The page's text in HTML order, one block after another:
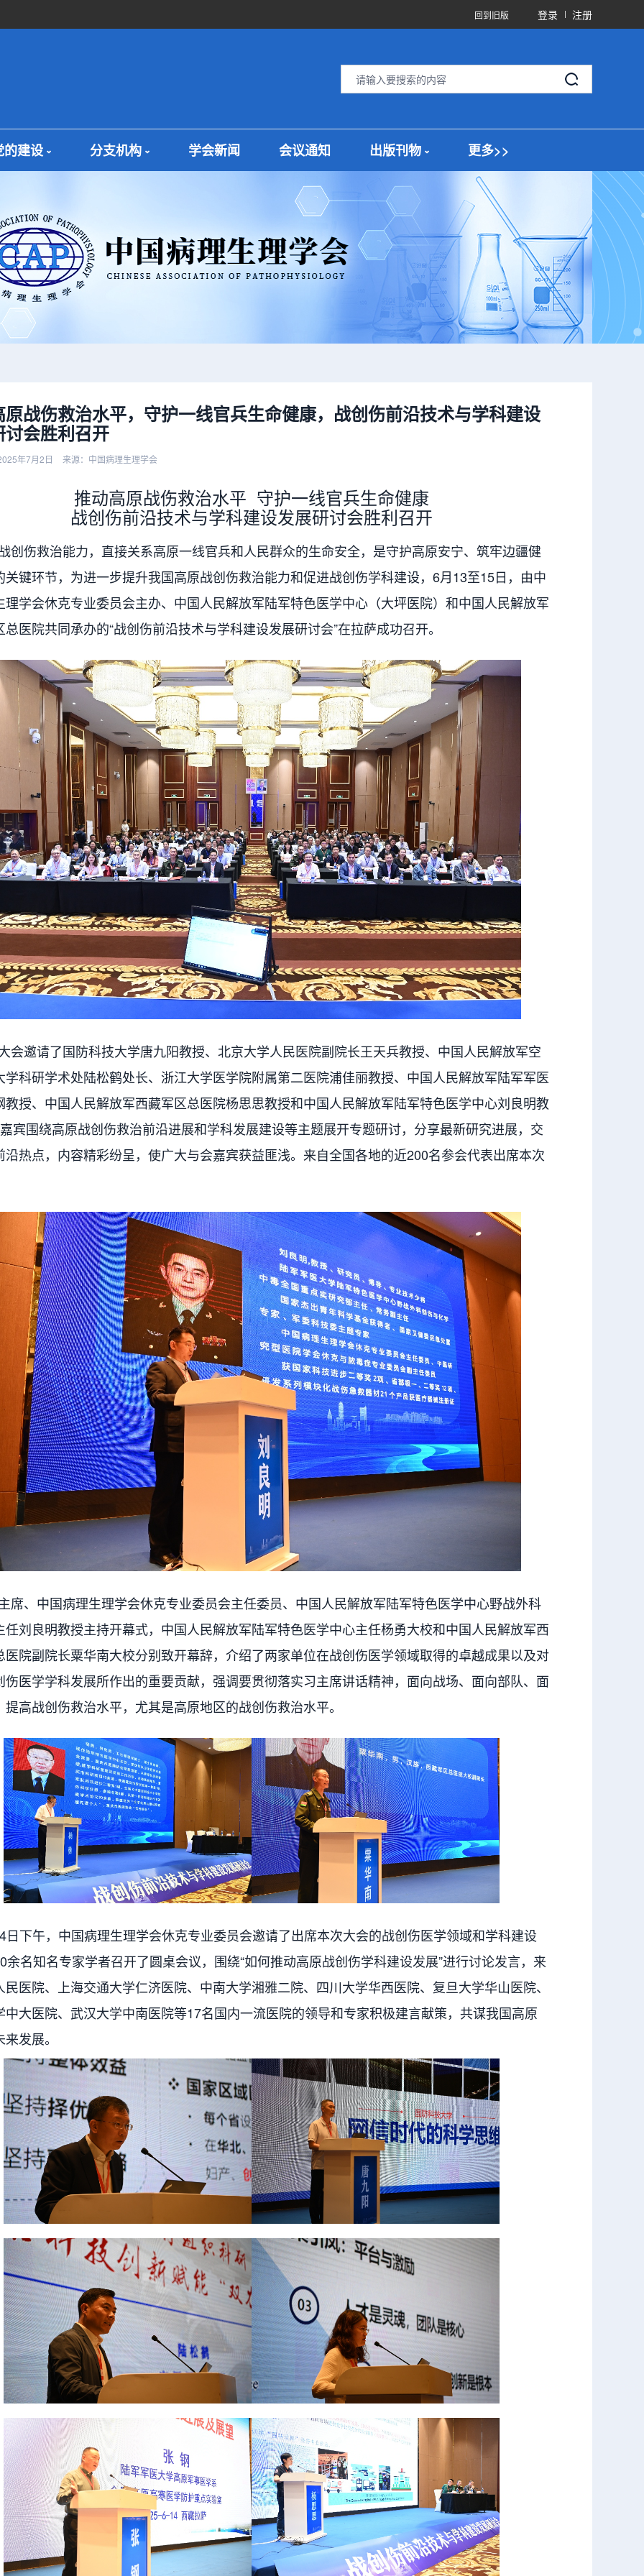
回到旧版 登录 注册
的建设 分支机构 学会新闻 会议通知 出版刊物 更多>>
原战伤救治水平，守护一线官兵生命健康，战创伤前沿技术与学科建设
讨会胜利召开
年7月2日 来源：中国病理生理学会
推动高原战伤救治水平 守护一线官兵生命健康
战创伤前沿技术与学科建设发展研讨会胜利召开
伤救治能力，直接关系高原一线官兵和人民群众的生命安全，是守护高原安宁、筑牢边疆健
关键环节，为进一步提升我国高原战创伤救治能力和促进战创伤学科建设，6月13至15日，由中
理学会休克专业委员会主办、中国人民解放军陆军特色医学中心（大坪医院）和中国人民解放军
总医院共同承办的“战创伤前沿技术与学科建设发展研讨会”在拉萨成功召开。
邀请了国防科技大学唐九阳教授、北京大学人民医院副院长王天兵教授、中国人民解放军空
学科研学术处陆松鹤处长、浙江大学医学院附属第二医院浦佳丽教授、中国人民解放军陆军军医
教授、中国人民解放军西藏军区总医院杨思思教授和中国人民解放军陆军特色医学中心刘良明教
宾围绕高原战创伤救治前沿进展和学科发展建设等主题展开专题研讨，分享最新研究进展，交
沿热点，内容精彩纷呈，使广大与会嘉宾获益匪浅。来自全国各地的近200名参会代表出席本次
、中国病理生理学会休克专业委员会主任委员、中国人民解放军陆军特色医学中心野战外科
任刘良明教授主持开幕式，中国人民解放军陆军特色医学中心主任杨勇大校和中国人民解放军西
医院副院长粟华南大校分别致开幕辞，介绍了两家单位在战创伤医学领域取得的卓越成果以及对
伤医学学科发展所作出的重要贡献，强调要贯彻落实习主席讲话精神，面向战场、面向部队、面
提高战创伤救治水平，尤其是高原地区的战创伤救治水平。
午，中国病理生理学会休克专业委员会邀请了出席本次大会的战创伤医学领域和学科建设
余名知名专家学者召开了圆桌会议，围绕“如何推动高原战创伤学科建设发展”进行讨论发言，来
民医院、上海交通大学仁济医院、中南大学湘雅二院、四川大学华西医院、复旦大学华山医院、
中大医院、武汉大学中南医院等17名国内一流医院的领导和专家积极建言献策，共谋我国高原
发展。